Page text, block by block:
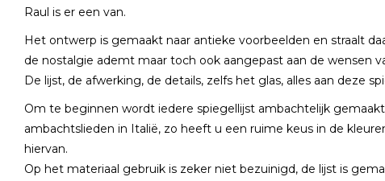
Raul is er een van.
Het ontwerp is gemaakt naar antieke voorbeelden en straalt
de nostalgie ademt maar toch ook aangepast aan de wensen
De lijst, de afwerking, de details, zelfs het glas, alles aan deze
Om te beginnen wordt iedere spiegellijst ambachtelijk
ambachtslieden in Italië, zo heeft u een ruime keus in de
hiervan.
Op het materiaal gebruik is zeker niet bezuinigd, de lijst is